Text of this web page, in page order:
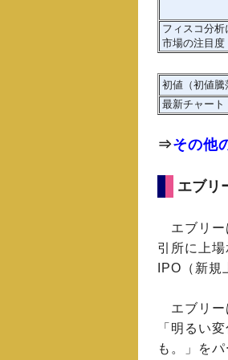
フィスコ分析
市場の注目度
初値（初値騰
最新チャート
⇒その他
エブリ
エブリー
引所に上
IPO（新規
エブリー
「明るい
も。」を